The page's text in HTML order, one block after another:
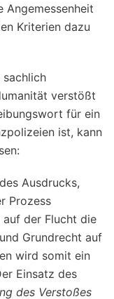
Angemessenheit
Kriterien dazu
sachlich
verstößt
für ein
ist, kann
Ausdrucks,
Prozess
der Flucht die
Grundrecht auf
wird somit ein
Einsatz des
des Verstoßes